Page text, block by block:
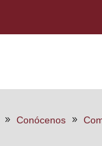
Conócenos